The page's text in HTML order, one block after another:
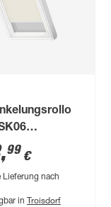
hellbeige,
,99 €
Lieferung nach
in Troisdorf